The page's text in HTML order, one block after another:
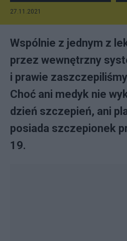
27.11.2021
Wspólnie z jednym z
przez wewnętrzny
i prawie
Choć ani medyk nie
dzień szczepień, ani
posiada szczepionek
19.